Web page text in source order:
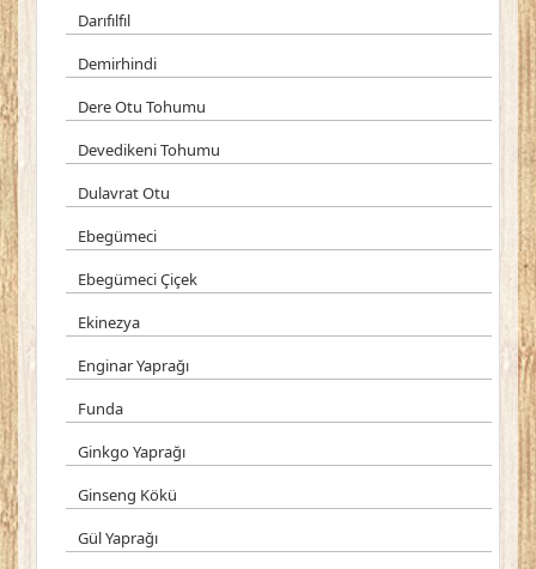
Darıfılfıl
Demirhindi
Dere Otu Tohumu
Devedikeni Tohumu
Dulavrat Otu
Ebegümeci
Ebegümeci Çiçek
Ekinezya
Enginar Yaprağı
Funda
Ginkgo Yaprağı
Ginseng Kökü
Gül Yaprağı